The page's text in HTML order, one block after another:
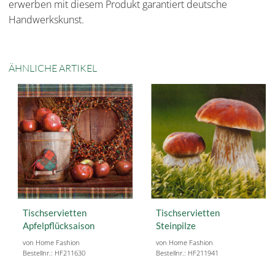
erwerben mit diesem Produkt garantiert deutsche
Handwerkskunst.
ÄHNLICHE ARTIKEL
Tischservietten
Apfelpflücksaison
von Home Fashion
Bestellnr.: HF211630
Tischservietten
Steinpilze
von Home Fashion
Bestellnr.: HF211941